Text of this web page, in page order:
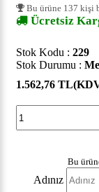
Bu ürüne 137 kişi
Ücretsiz
Stok Kodu : 229
Stok Durumu :
1.562,76 TL
Bu
Adınız